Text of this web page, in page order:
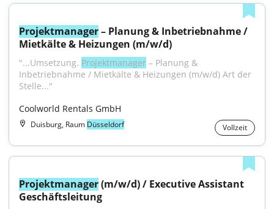
Projektmanager – Planung & Inbetriebnahme /
Mietkälte & Heizungen (m/w/d)
"...Umsetzung. Projektmanager – Planung &
Inbetriebnahme / Mietkälte & Heizungen (m/w/d) Art der
Stelle..."
Coolworld Rentals GmbH
Duisburg, Raum Düsseldorf Vollzeit
Projektmanager (m/w/d) / Executive Assistant
Geschäftsleitung